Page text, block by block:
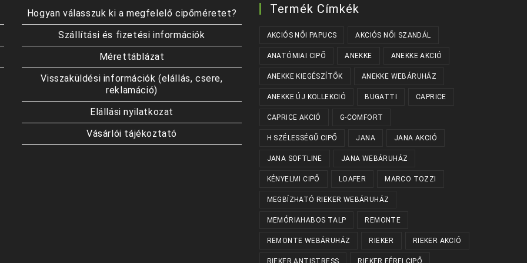
Hogyan válasszuk ki a megfelelő cipőméretet?
Szállítási és fizetési információk
Mérettáblázat
Visszaküldési információk (elállás, csere,
reklamáció)
Elállási nyilatkozat
Vásárlói tájékoztató
Termék Címkék
AKCIÓS NŐI PAPUCS AKCIÓS NŐI SZANDÁL
ANATÓMIAI CIPŐ ANEKKE ANEKKE AKCIÓ
ANEKKE KIEGÉSZÍTŐK ANEKKE WEBÁRUHÁZ
ANEKKE ÚJ KOLLEKCIÓ BUGATTI CAPRICE
CAPRICE AKCIÓ G-COMFORT
H SZÉLESSÉGŰ CIPŐ JANA JANA AKCIÓ
JANA SOFTLINE JANA WEBÁRUHÁZ
KÉNYELMI CIPŐ LOAFER MARCO TOZZI
MEGBÍZHATÓ RIEKER WEBÁRUHÁZ
MEMÓRIAHABOS TALP REMONTE
REMONTE WEBÁRUHÁZ RIEKER RIEKER AKCIÓ
RIEKER ANTISTRESS RIEKER FÉRFI CIPŐ